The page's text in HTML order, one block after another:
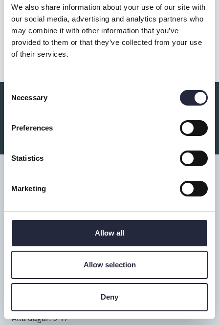
We also share information about your use of our site with
our social media, advertising and analytics partners who
may combine it with other information that you’ve
provided to them or that they’ve collected from your use
of their services.
Selection
Necessary
Preferences
Statistics
Marketing
Allow all
Allow selection
Deny
Dela
Du kanske också är intresserad av:
Donnerska huset
Donners plats 1, Visby
0498-20 17 00
Alla dagar: 9-17